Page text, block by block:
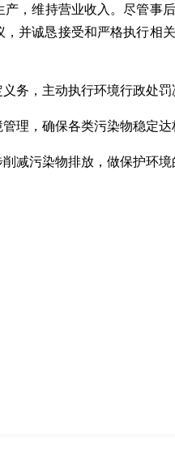
，维持营业收入。尽管事
并诚恳接受和严格执行相
务，主动执行环境行政处罚
理，确保各类污染物稳定达
减污染物排放， 做保护环境